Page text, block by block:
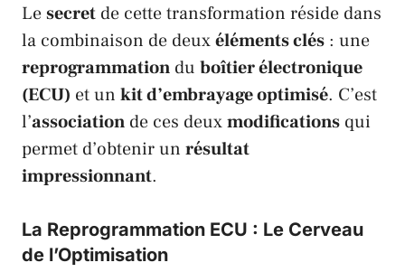
Lesecret de cette transformation réside dans
la combinaison de deuxéléments clés : une
reprogrammation du boîtier électronique
(ECU) et un kit d’embrayage optimisé. C’est
l’association de ces deuxmodifications qui
permet d’obtenir un résultat
impressionnant.
La Reprogrammation ECU : Le Cerveau
de l’Optimisation